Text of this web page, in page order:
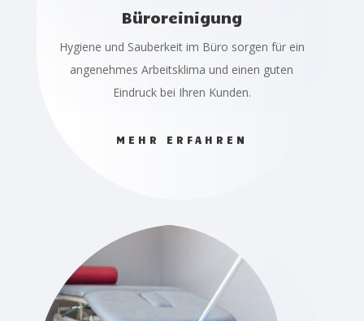
Büroreinigung
Hygiene und Sauberkeit im Büro sorgen für ein
angenehmes Arbeitsklima und einen guten
Eindruck bei Ihren Kunden.
MEHR ERFAHREN